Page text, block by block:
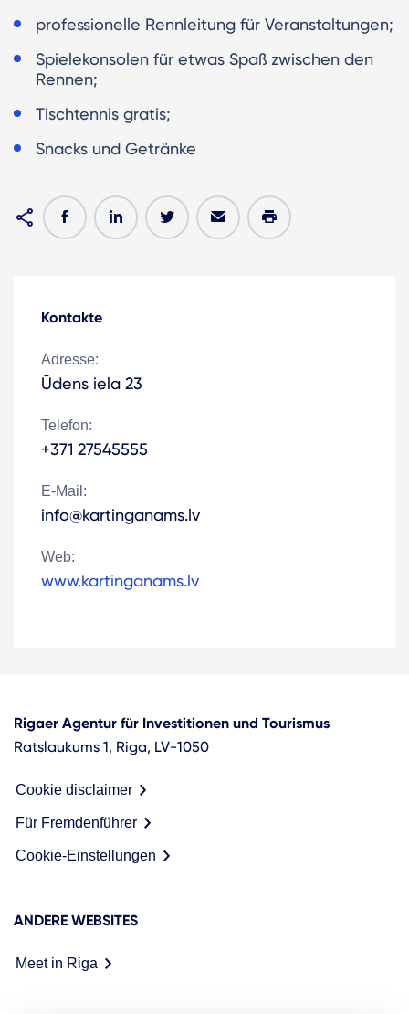
professionelle Rennleitung für Veranstaltungen;
Spielekonsolen für etwas Spaß zwischen den
Rennen;
Tischtennis gratis;
Snacks und Getränke
Kontakte
Adresse:
Ūdens iela 23
Telefon:
+371 27545555
E-Mail:
info@kartinganams.lv
Web:
www.kartinganams.lv
Rigaer Agentur für Investitionen und Tourismus
Ratslaukums 1, Riga, LV-1050
Cookie disclaimer
Für Fremdenführer
Cookie-Einstellungen
ANDERE WEBSITES
Meet in Riga